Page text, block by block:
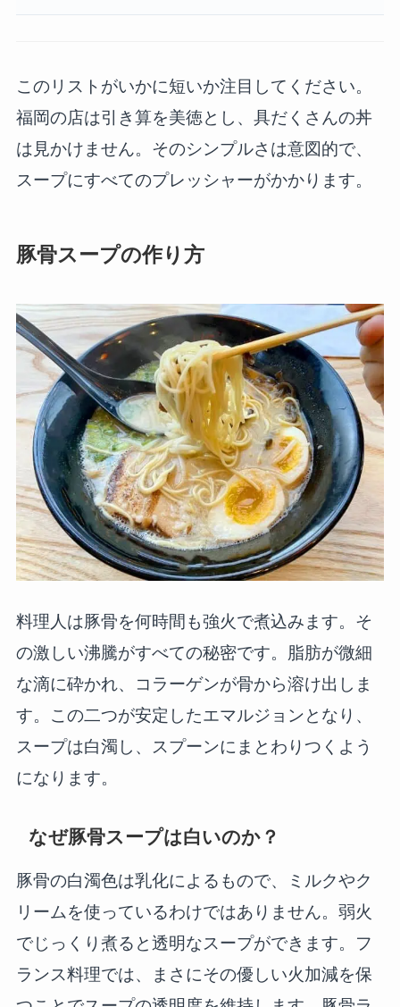
このリストがいかに短いか注目してください。
福岡の店は引き算を美徳とし、具だくさんの丼
は見かけません。そのシンプルさは意図的で、
スープにすべてのプレッシャーがかかります。
豚骨スープの作り方
料理人は豚骨を何時間も強火で煮込みます。そ
の激しい沸騰がすべての秘密です。脂肪が微細
な滴に砕かれ、コラーゲンが骨から溶け出しま
す。この二つが安定したエマルジョンとなり、
スープは白濁し、スプーンにまとわりつくよう
になります。
なぜ豚骨スープは白いのか？
豚骨の白濁色は乳化によるもので、ミルクやク
リームを使っているわけではありません。弱火
でじっくり煮ると透明なスープができます。フ
ランス料理では、まさにその優しい火加減を保